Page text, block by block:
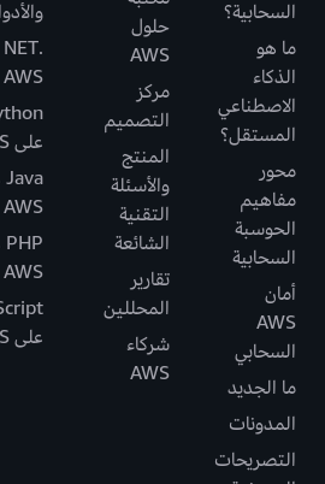
السحابية؟
ما هو
الذكاء
الاصطناعي
المستقل؟
محور
مفاهيم
الحوسبة
السحابية
أمان
AWS
السحابي
ما الجديد
المدونات
التصريحات
حلول
AWS
مركز
التصميم
المنتج
والأسئلة
التقنية
الشائعة
تقارير
المحللين
شركاء
AWS
AWS
على AWS
AWS
AWS
على AWS